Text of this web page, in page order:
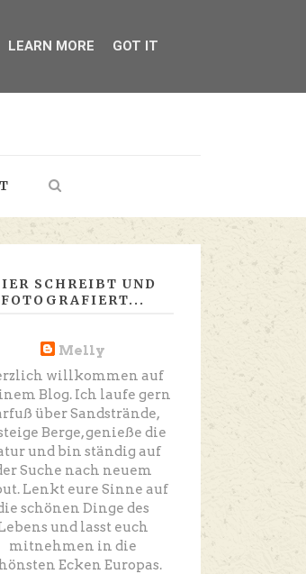
SCHREIBT UND
FOTOGRAFIERT...
Melly
willkommen auf
Blog. Ich laufe gern
über Sandstrände,
Berge, genieße die
und bin ständig auf
Suche nach neuem
Lenkt eure Sinne auf
schönen Dinge des
und lasst euch
mitnehmen in die
Ecken Europas.
LEARN MORE GOT IT